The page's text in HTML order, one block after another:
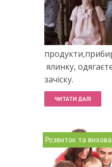
ялинку,
зачіску.
ЧИТАТИ ДАЛІ
Розвиток та